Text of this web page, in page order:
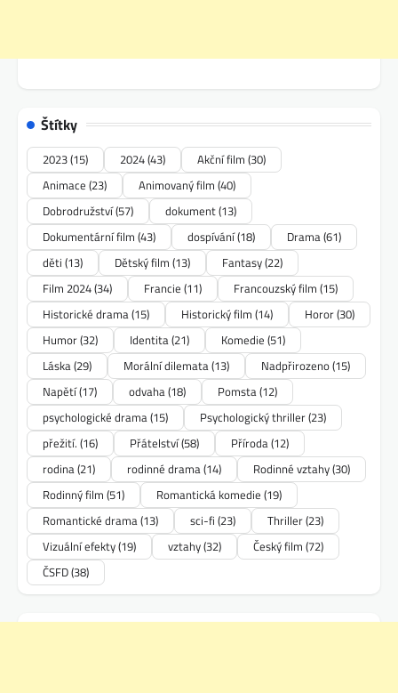
Štítky
2023(15) 2024(43) Akční film (30)
Animace (23) Animovaný film (40)
Dobrodružství(57) dokument(13)
Dokumentární film (43) dospívání(18) Drama(61)
děti (13) Dětský film (13) Fantasy(22)
Film 2024(34) Francie (11) Francouzský film (15)
Historické drama(15) Historický film (14) Horor(30)
Humor(32) Identita(21) Komedie (51)
Láska(29) Morální dilemata(13) Nadpřirozeno(15)
Napětí(17) odvaha(18) Pomsta(12)
psychologické drama(15) Psychologický thriller(23)
přežití. (16) Přátelství(58) Příroda(12)
rodina(21) rodinné drama(14) Rodinné vztahy(30)
Rodinný film (51) Romantická komedie (19)
Romantické drama(13) sci-fi (23) Thriller(23)
Vizuální efekty(19) vztahy(32) Český film (72)
ČSFD(38)